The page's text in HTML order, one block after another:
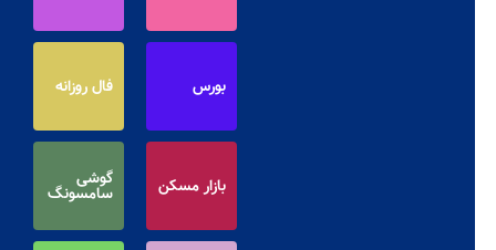
بورس فال روزانه
بازار مسکن گوشی
سامسونگ